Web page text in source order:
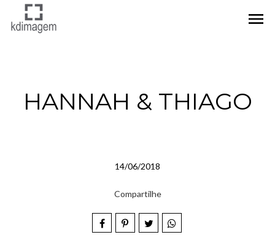
menu
HANNAH & THIAGO
14/06/2018
Compartilhe